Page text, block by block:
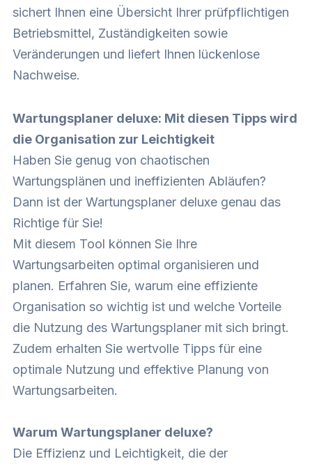
sichert Ihnen eine Übersicht Ihrer prüfpflichtigen
Betriebsmittel, Zuständigkeiten sowie
Veränderungen und liefert Ihnen lückenlose
Nachweise.
Wartungsplaner deluxe: Mit diesen Tipps wird
die Organisation zur Leichtigkeit
Haben Sie genug von chaotischen
Wartungsplänen und ineffizienten Abläufen?
Dann ist der Wartungsplaner deluxe genau das
Richtige für Sie!
Mit diesem Tool können Sie Ihre
Wartungsarbeiten optimal organisieren und
planen. Erfahren Sie, warum eine effiziente
Organisation so wichtig ist und welche Vorteile
die Nutzung des Wartungsplaner mit sich bringt.
Zudem erhalten Sie wertvolle Tipps für eine
optimale Nutzung und effektive Planung von
Wartungsarbeiten.
Warum Wartungsplaner deluxe?
Die Effizienz und Leichtigkeit, die der